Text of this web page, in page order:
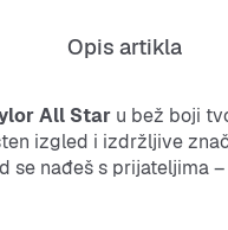
Opis artikla
All Star u bež boji
izgled i izdržljive
se nađeš s prijateljima